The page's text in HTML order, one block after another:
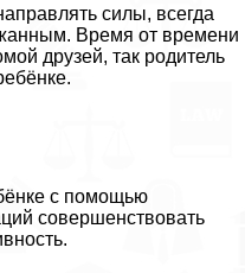
силы, всегда
Время от времени
друзей, так родитель
с помощью
совершенствовать